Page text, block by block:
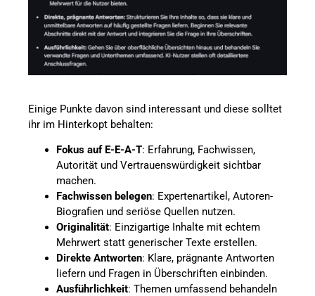
Einige Punkte davon sind interessant und diese solltet
ihr im Hinterkopt behalten:
Fokus auf E-E-A-T: Erfahrung, Fachwissen,
Autorität und Vertrauenswürdigkeit sichtbar
machen.
Fachwissen belegen: Expertenartikel, Autoren-
Biografien und seriöse Quellen nutzen.
Originalität: Einzigartige Inhalte mit echtem
Mehrwert statt generischer Texte erstellen.
Direkte Antworten: Klare, prägnante Antworten
liefern und Fragen in Überschriften einbinden.
Ausführlichkeit: Themen umfassend behandeln